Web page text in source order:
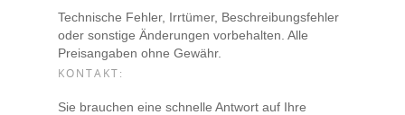
Technische Fehler, Irrtümer, Beschreibungsfehler
oder sonstige Änderungen vorbehalten. Alle
Preisangaben ohne Gewähr.
KONTAKT:
Sie brauchen eine schnelle Antwort auf Ihre